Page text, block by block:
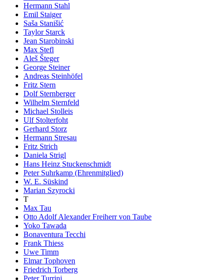
Hermann Stahl
Emil Staiger
Saša Stanišić
Taylor Starck
Jean Starobinski
Max Stefl
Aleš Šteger
George Steiner
Andreas Steinhöfel
Fritz Stern
Dolf Sternberger
Wilhelm Sternfeld
Michael Stolleis
Ulf Stolterfoht
Gerhard Storz
Hermann Stresau
Fritz Strich
Daniela Strigl
Hans Heinz Stuckenschmidt
Peter Suhrkamp (Ehrenmitglied)
W. E. Süskind
Marian Szyrocki
T
Max Tau
Otto Adolf Alexander Freiherr von Taube
Yoko Tawada
Bonaventura Tecchi
Frank Thiess
Uwe Timm
Elmar Tophoven
Friedrich Torberg
Peter Turrini